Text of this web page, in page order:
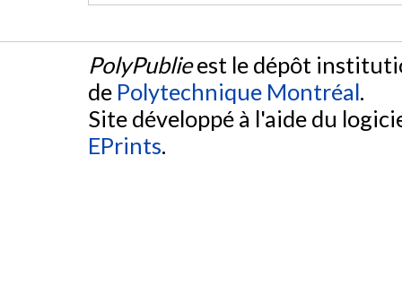
PolyPublieest le dépôt
de Polytechnique Montréal.
Site développé à l'aide du
EPrints.